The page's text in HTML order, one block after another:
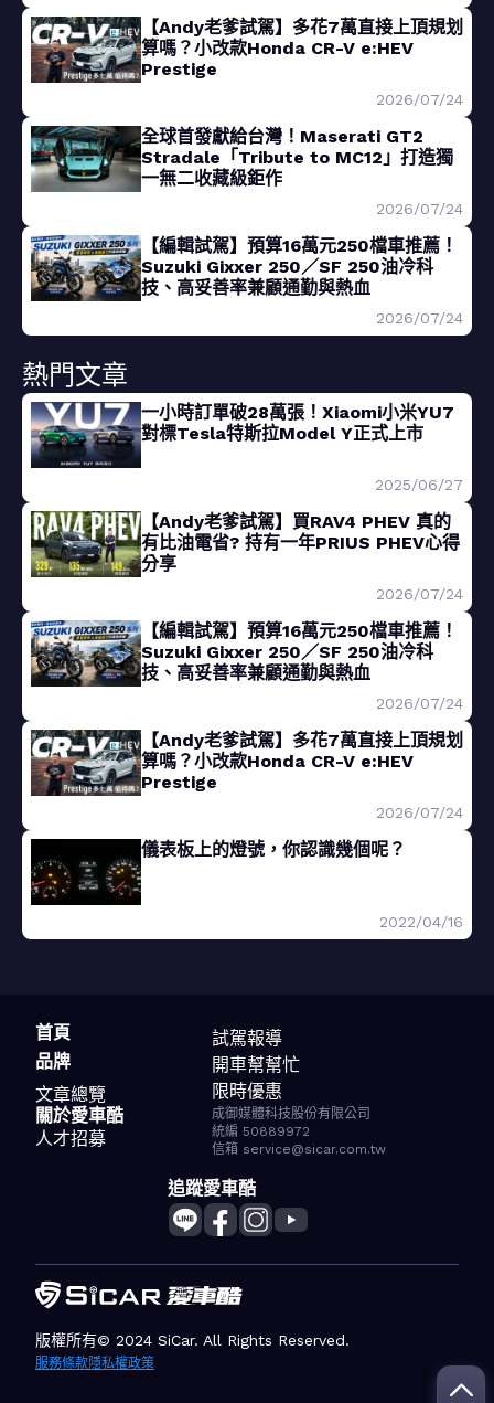
【Andy老爹試駕】多花7萬直接上頂規划
算嗎？小改款Honda CR-V e:HEV
Prestige
2026/07/24
全球首發獻給台灣！Maserati GT2
Stradale「Tribute to MC12」打造獨
一無二收藏級鉅作
2026/07/24
【編輯試駕】預算16萬元250檔車推薦！
Suzuki Gixxer 250／SF 250油冷科
技、高妥善率兼顧通勤與熱血
2026/07/24
熱門文章
一小時訂單破28萬張！Xiaomi小米YU7
對標Tesla特斯拉Model Y正式上市
2025/06/27
【Andy老爹試駕】買RAV4 PHEV 真的
有比油電省? 持有一年PRIUS PHEV心得
分享
2026/07/24
【編輯試駕】預算16萬元250檔車推薦！
Suzuki Gixxer 250／SF 250油冷科
技、高妥善率兼顧通勤與熱血
2026/07/24
【Andy老爹試駕】多花7萬直接上頂規划
算嗎？小改款Honda CR-V e:HEV
Prestige
2026/07/24
儀表板上的燈號，你認識幾個呢？
2022/04/16
首頁
品牌
文章總覽
試駕報導
開車幫幫忙
限時優惠
關於愛車酷
人才招募
成御媒體科技股份有限公司
統編 50889972
信箱 service@sicar.com.tw
追蹤愛車酷
版權所有© 2024 SiCar. All Rights Reserved.
服務條款隱私權政策